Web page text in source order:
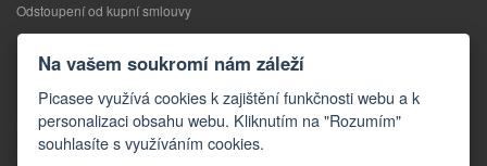
Odstoupení od kupní smlouvy
Reklamace
KONTAKTY
Kontakty
Kontaktní formulář
Na vašem soukromí nám záleží
Picasee využívá cookies k zajištění funkčnosti webu a k
personalizaci obsahu webu. Kliknutím na "Rozumím"
souhlasíte s využíváním cookies.